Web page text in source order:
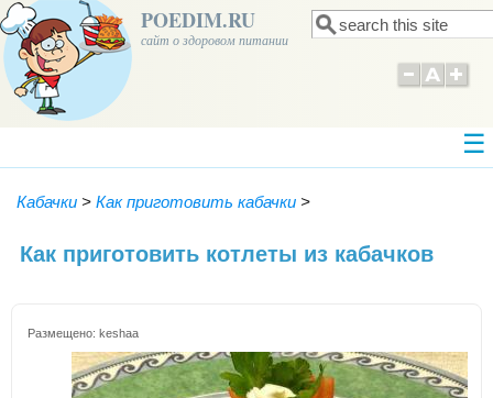
POEDIM.RU
сайт о здоровом питании Форма поиска
Поиск
Кабачки > Как приготовить кабачки >
Как приготовить котлеты из кабачков
Размещено: keshaa